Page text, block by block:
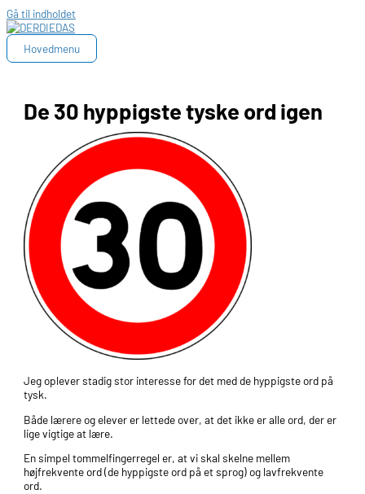
Gå til indholdet
Hovedmenu
De 30 hyppigste tyske ord igen
Jeg oplever stadig stor interesse for det med de hyppigste ord på
tysk.
Både lærere og elever er lettede over, at det ikke er alle ord, der er
lige vigtige at lære.
En simpel tommelfingerregel er, at vi skal skelne mellem
højfrekvente ord (de hyppigste ord på et sprog) og lavfrekvente
ord.